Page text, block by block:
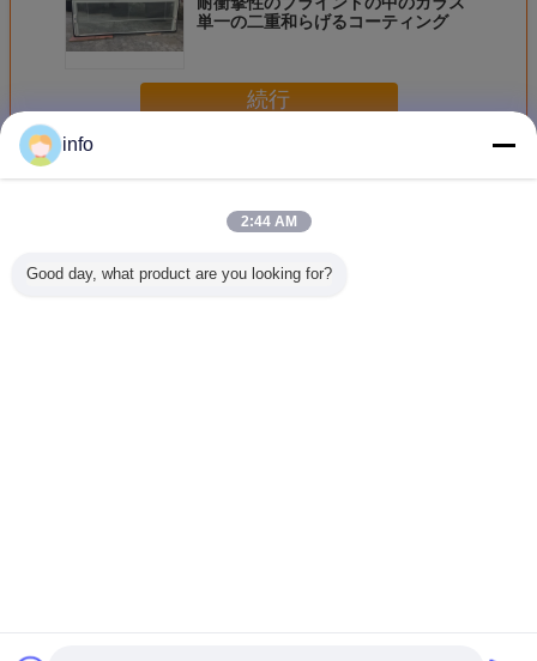
単一の二重和らげるコーティング
続行
多くブラインドの中ガラス
info
2:44 AM
Good day, what product are you looking for?